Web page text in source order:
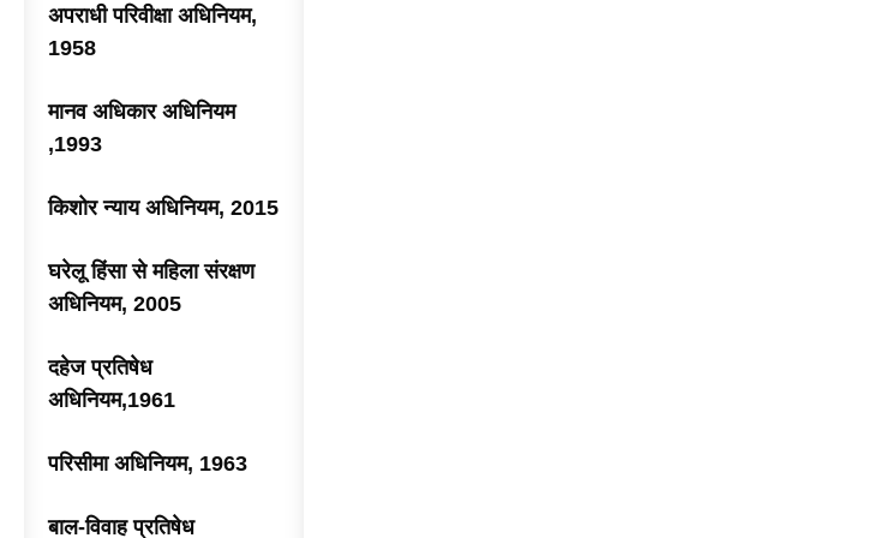
अपराधी परिवीक्षा अधिनियम,
1958
मानव अधिकार अधिनियम
,1993
किशोर न्याय अधिनियम, 2015
घरेलू हिंसा से महिला संरक्षण
अधिनियम, 2005
दहेज प्रतिषेध
अधिनियम,1961
परिसीमा अधिनियम, 1963
बाल-विवाह प्रतिषेध